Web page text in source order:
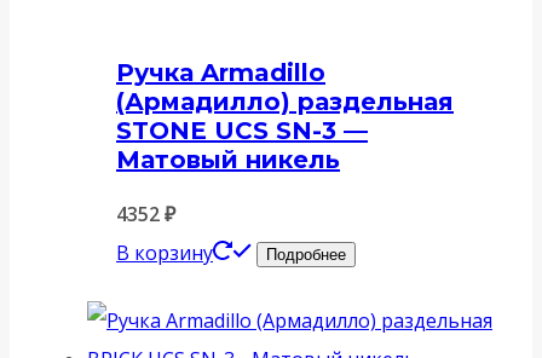
Ручка Armadillo
(Армадилло) раздельная
STONE UCS SN-3 —
Матовый никель
4352₽
В корзину
Подробнее